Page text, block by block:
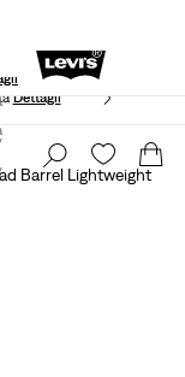
il 20% di sconto
Dettagli
Barrel Lightweight